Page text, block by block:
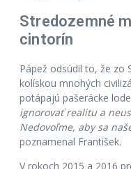
Stredozemné
cintorín
Pápež odsúdil to, že zo
kolískou mnohých
potápajú pašerácke
ignorovať realitu a
Nedovoľme, aby sa
poznamenal František.
V rokoch 2015 a 2016